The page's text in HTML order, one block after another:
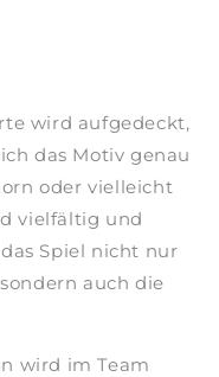
wird aufgedeckt,
das Motiv genau
oder vielleicht
vielfältig und
Spiel nicht nur
auch die
wird im Team